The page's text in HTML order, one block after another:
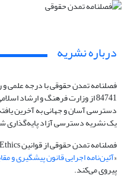
درباره نشریه
فصلنامه تمدن حقوقی با درجه علمی
84741 از وزارت فرهنگ و ارشاد
دسترسی آسان و جهانی به آخرین
یک نشریه دسترسی آزاد
فصلنامه تمدن حقوقی از قوانین
«آئیننامه اجرایی قانون پیشگیری و
پیروی می‌کند.